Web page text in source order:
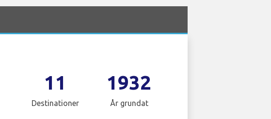
11
Destinationer
1932
År grundat